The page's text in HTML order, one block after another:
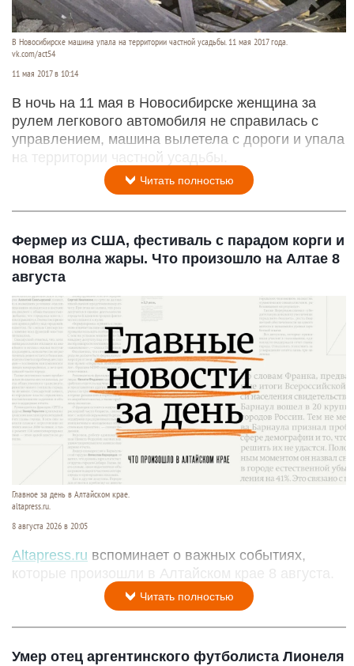
В Новосибирске машина упала на территории частной усадьбы. 11 мая 2017 года.
vk.com/act54
11 мая 2017 в 10:14
В ночь на 11 мая в Новосибирске женщина за
рулем легкового автомобиля не справилась с
управлением, машина вылетела с дороги и упала
на территории частной усадьбы.
Читать полностью
Фермер из США, фестиваль с парадом корги и
новая волна жары. Что произошло на Алтае 8
августа
Главное за день в Алтайском крае.
altapress.ru.
8 августа 2026 в 20:05
Altapress.ru вспоминает о важных событиях,
которые произошли в Алтайском крае 8 августа.
Читать полностью
Умер отец аргентинского футболиста Лионеля